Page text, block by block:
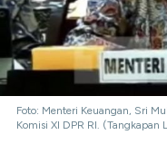
Foto: Menteri Keuangan, Sri
Komisi XI DPR RI. (Tangkapan